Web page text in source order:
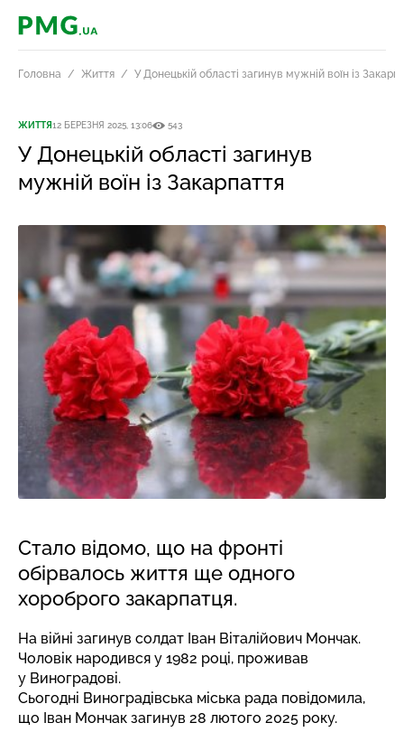
PMG.ua
Головна Життя У Донецькій області загинув мужній воїн із
ЖИТТЯ12 БЕРЕЗНЯ 2025, 13:06 543
У Донецькій області загинув
мужній воїн із Закарпаття
Стало відомо, що на фронті
обірвалось життя ще одного
хороброго закарпатця.
На війні загинув солдат Іван Віталійович Мончак.
Чоловік народився у 1982 році, проживав
у Виноградові.
Сьогодні Виноградівська міська рада повідомила,
що Іван Мончак загинув 28 лютого 2025 року.